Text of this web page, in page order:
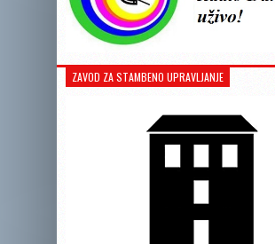
ZAVOD ZA STAMBENO UPRAVLJANJE